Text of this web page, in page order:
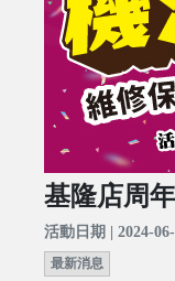
基隆店周
活動日期 | 2024-
最新消息